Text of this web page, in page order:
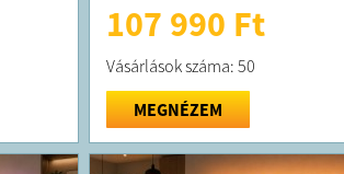
107 990 Ft
Vásárlások száma: 50
MEGNÉZEM